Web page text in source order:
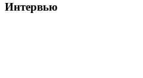
Интервью